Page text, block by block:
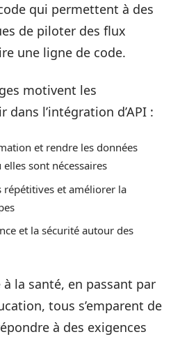
qui permettent à des
de piloter des flux
une ligne de code.
motivent les
l’intégration d’API :
et rendre les données
sont nécessaires
répétitives et améliorer la
et la sécurité autour des
la santé, en passant par
tous s’emparent de
à des exigences